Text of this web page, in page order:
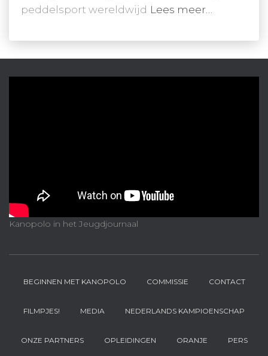
peddelsport wereldwijd Lees meer…
Kanopolo in het Jeugdjournaal
BEGINNEN MET KANOPOLO COMMISSIE CONTACT
FILMPJES! MEDIA NEDERLANDS KAMPIOENSCHAP
ONZE PARTNERS OPLEIDINGEN ORANJE PERS